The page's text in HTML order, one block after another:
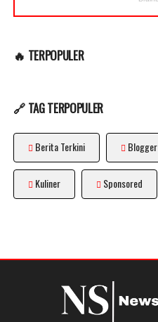
🔥 TERPOPULER
🔗 TAG TERPOPULER
Berita Terkini Blogger
Kuliner Sponsored